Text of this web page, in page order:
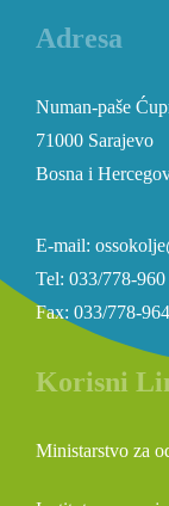
Adresa
Numan-paše
71000 Sarajevo
Bosna i
E-mail:
Tel: 033/778-960
Fax: 033/778-964
Korisni
Ministarstvo za